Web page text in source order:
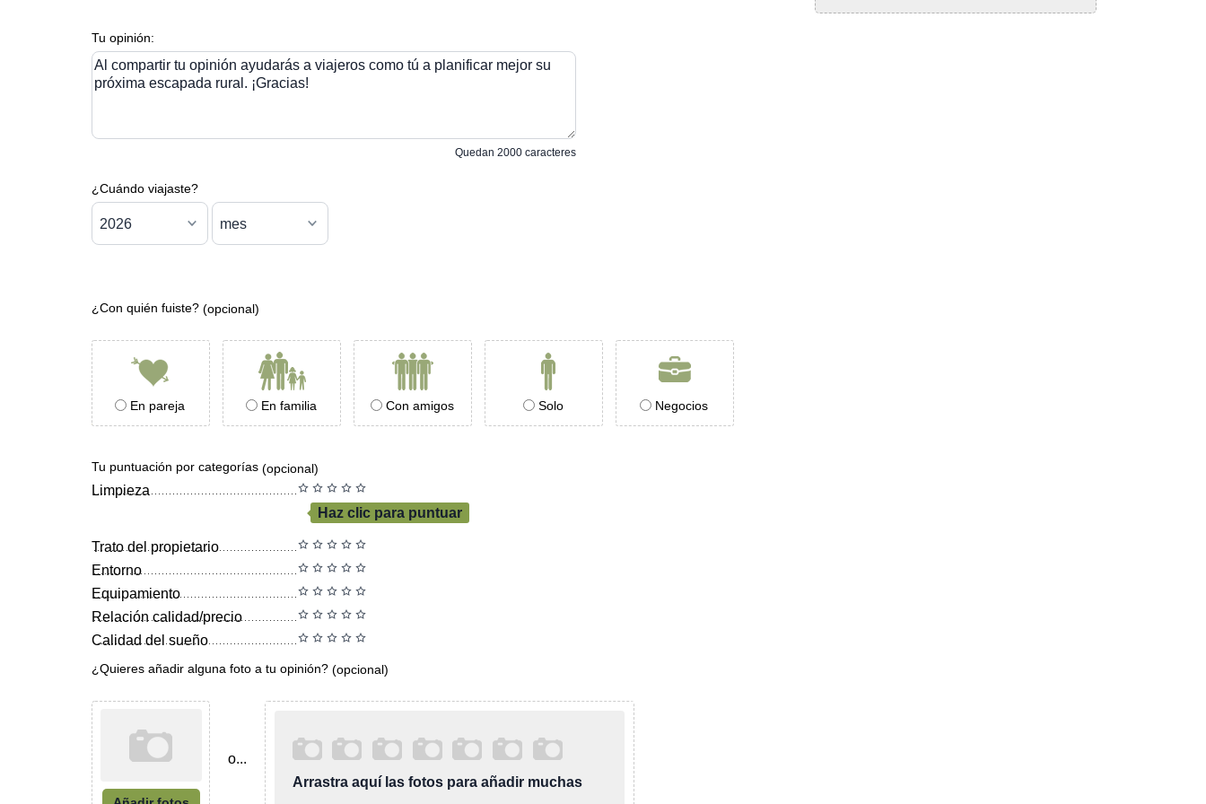
Tu opinión:
Al compartir tu opinión ayudarás a viajeros como tú a planificar mejor su
próxima escapada rural. ¡Gracias!
Quedan 2000 caracteres
¿Cuándo viajaste?
¿Con quién fuiste? (opcional)
En pareja En familia Con amigos Solo Negocios
Tu puntuación por categorías (opcional)
Limpieza
Haz clic para puntuar
Trato del propietario
Entorno
Equipamiento
Relación calidad/precio
Calidad del sueño
¿Quieres añadir alguna foto a tu opinión? (opcional)
o...
Arrastra aquí las fotos para añadir muchas